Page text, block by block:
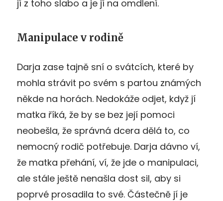
jí z toho slabo a je jí na omdlení.
Manipulace v rodině
Darja zase tajně sní o svátcích, které by
mohla strávit po svém s partou známých
někde na horách. Nedokáže odjet, když jí
matka říká, že by se bez její pomoci
neobešla, že správná dcera dělá to, co
nemocný rodič potřebuje. Darja dávno ví,
že matka přehání, ví, že jde o manipulaci,
ale stále ještě nenašla dost sil, aby si
poprvé prosadila to své. Částečně jí je